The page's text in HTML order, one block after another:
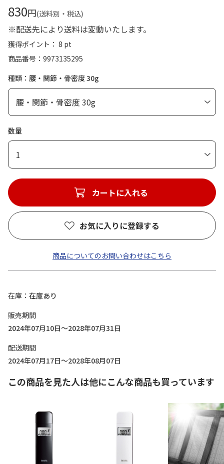
830円(送料別・税込)
※配送先により送料は変動いたします。
獲得ポイント： 8 pt
商品番号
9973135295
種類：腰・関節・骨密度 30g
数量
1
カートに入れる
お気に入りに登録する
商品についてのお問い合わせはこちら
在庫
在庫あり
販売期間
2024年07月10日～2028年07月31日
配送期間
2024年07月17日～2028年08月07日
この商品を見た人は他にこんな商品も買っています